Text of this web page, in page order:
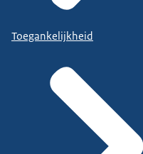
Toegankelijkheid